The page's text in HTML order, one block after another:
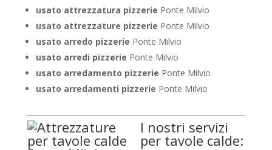
usato attrezzatura pizzerie Ponte Milvio
usato attrezzature pizzerie Ponte Milvio
usato arredo pizzerie Ponte Milvio
usato arredi pizzerie Ponte Milvio
usato arredamento pizzerie Ponte Milvio
usato arredamenti pizzerie Ponte Milvio
I nostri servizi
per tavole calde: